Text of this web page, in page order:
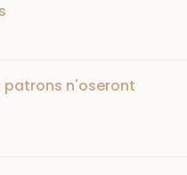
patrons n'oseront